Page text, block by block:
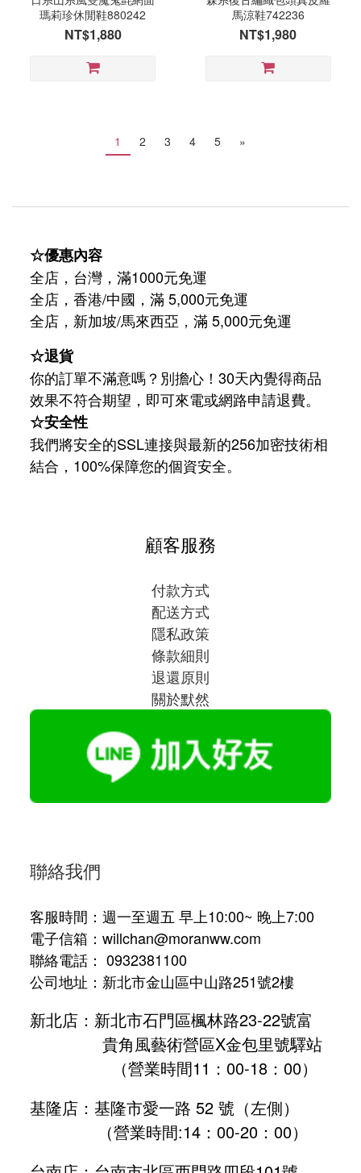
瑪莉珍休閒鞋880242
NT$1,880
馬涼鞋742236
NT$1,980
1 2 3 4 5 »
☆優惠內容
全店，台灣，滿1000元免運
全店，香港/中國，滿 5,000元免運
全店，新加坡/馬來西亞，滿 5,000元免運
☆退貨
你的訂單不滿意嗎？別擔心！30天內覺得商品
效果不符合期望，即可來電或網路申請退費。
☆安全性
我們將安全的SSL連接與最新的256加密技術相
結合，100%保障您的個資安全。
顧客服務
付款方式
配送方式
隱私政策
條款細則
退還原則
關於默然
聯絡我們
客服時間：週一至週五 早上10:00~ 晚上7:00
電子信箱：willchan@moranww.com
聯絡電話： 0932381100
公司地址：新北市金山區中山路251號2樓
新北店：新北市石門區楓林路23-22號富
貴角風藝術營區X金包里號驛站
（營業時間11：00-18：00）
基隆店：基隆市愛一路 52 號（左側）
（營業時間:14：00-20：00）